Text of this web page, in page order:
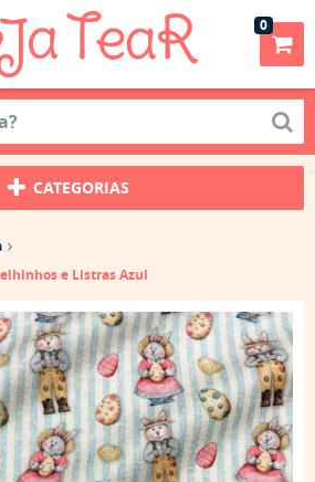
0
CATEGORIAS
e Listras Azul